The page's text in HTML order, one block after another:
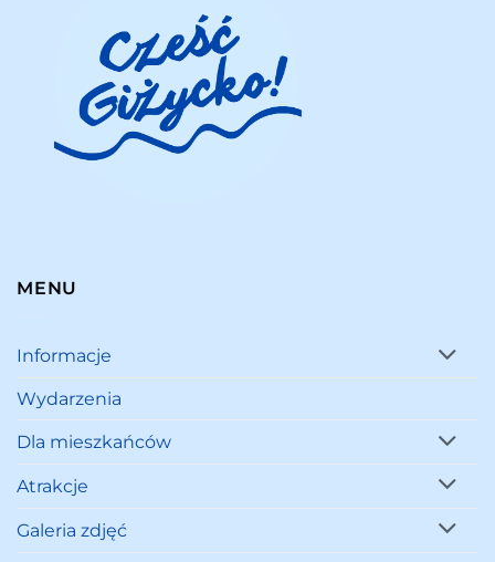
MENU
Informacje
Wydarzenia
Dla mieszkańców
Atrakcje
Galeria zdjęć